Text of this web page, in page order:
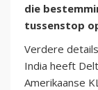
die
tussenstop
Verdere
India heeft
Amerikaanse